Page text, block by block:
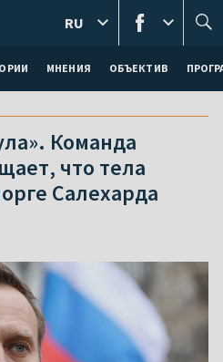
МНЕНИЯ ОБЪЕКТИВ
RU
Команда
что тела
Салехарда